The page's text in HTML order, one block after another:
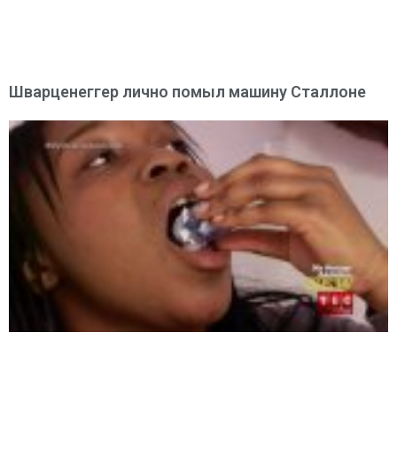
Шварценеггер лично помыл машину Сталлоне